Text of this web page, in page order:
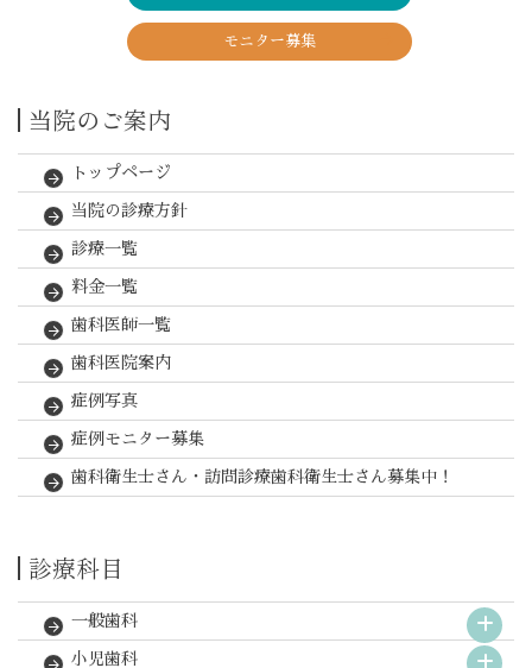
モニター募集
当院のご案内
トップページ
当院の診療方針
診療一覧
料金一覧
歯科医師一覧
歯科医院案内
症例写真
症例モニター募集
歯科衛生士さん・訪問診療歯科衛生士さん募集中！
診療科目
一般歯科
小児歯科